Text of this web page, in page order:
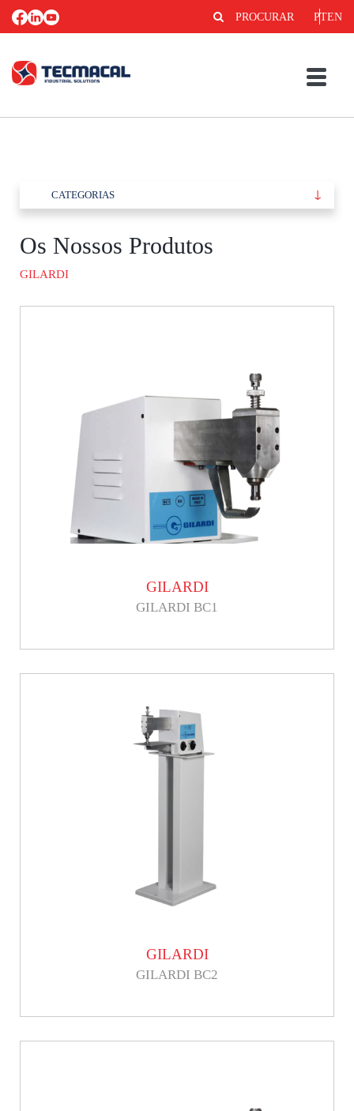
EN
PT
PROCURAR
CATEGORIAS
Os Nossos Produtos
GILARDI
GILARDI
GILARDI BC1
GILARDI
GILARDI BC2